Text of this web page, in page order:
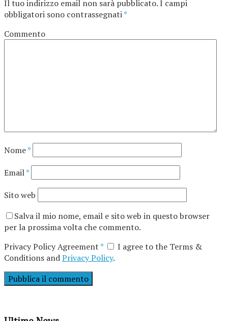
Il tuo indirizzo email non sarà pubblicato.I campi
obbligatori sono contrassegnati*
Commento
Nome*
Email*
Sito web
Salva il mio nome, email e sito web in questo browser
per la prossima volta che commento.
Privacy Policy Agreement*
I agree to the Terms &
Conditions andPrivacy Policy.